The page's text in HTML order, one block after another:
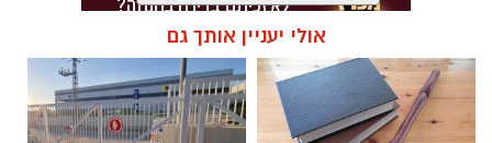
תגים: דרושים באשדוד
אולי יעניין אותך גם